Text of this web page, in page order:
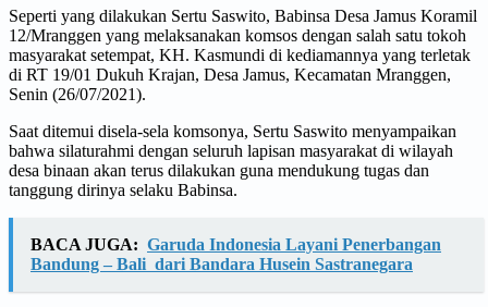
Seperti yang dilakukan Sertu Saswito, Babinsa Desa Jamus Koramil
12/Mranggen yang melaksanakan komsos dengan salah satu tokoh
masyarakat setempat, KH. Kasmundi di kediamannya yang terletak
di RT 19/01 Dukuh Krajan, Desa Jamus, Kecamatan Mranggen,
Senin (26/07/2021).
Saat ditemui disela-sela komsonya, Sertu Saswito menyampaikan
bahwa silaturahmi dengan seluruh lapisan masyarakat di wilayah
desa binaan akan terus dilakukan guna mendukung tugas dan
tanggung dirinya selaku Babinsa.
BACA JUGA: Garuda Indonesia Layani Penerbangan
Bandung – Bali dari Bandara Husein Sastranegara